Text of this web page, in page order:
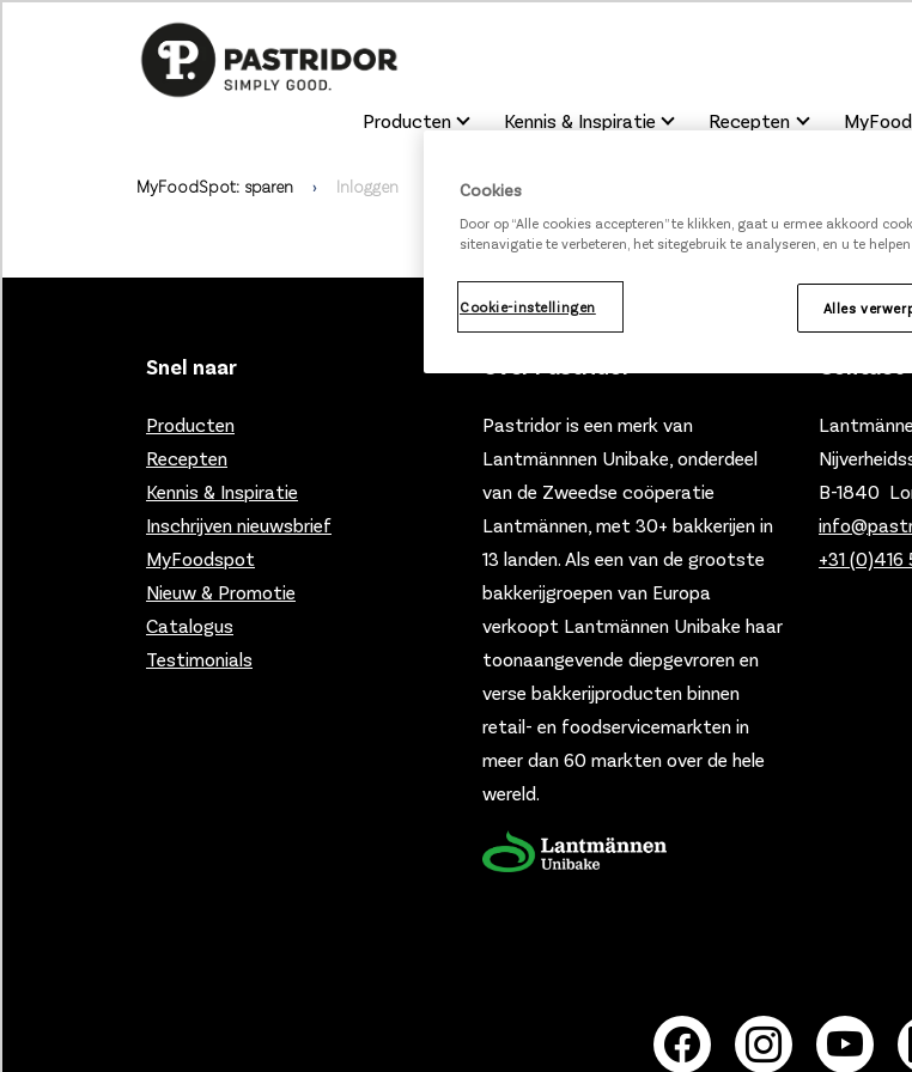
Producten Kennis & Inspiratie Recepten
MyFoodSpot: sparen Inloggen
Snel naar
Producten
Recepten
Kennis & Inspiratie
Inschrijven nieuwsbrief
MyFoodspot
Nieuw & Promotie
Catalogus
Testimonials
Pastridor is een merk van
Lantmännnen Unibake, onderdeel
van de Zweedse coöperatie
Lantmännen, met 30+ bakkerijen in
13 landen. Als een van de grootste
bakkerijgroepen van Europa
verkoopt Lantmännen Unibake haar
toonaangevende diepgevroren en
verse bakkerijproducten binnen
retail- en foodservicemarkten in
meer dan 60 markten over de hele
wereld.
B-1840
+31 (0)416
Cookies
Door op “Alle cookies accepteren” te klikken, gaat u ermee akkoord
sitenavigatie te verbeteren, het sitegebruik te analyseren, en u te
Cookie-instellingen Alles